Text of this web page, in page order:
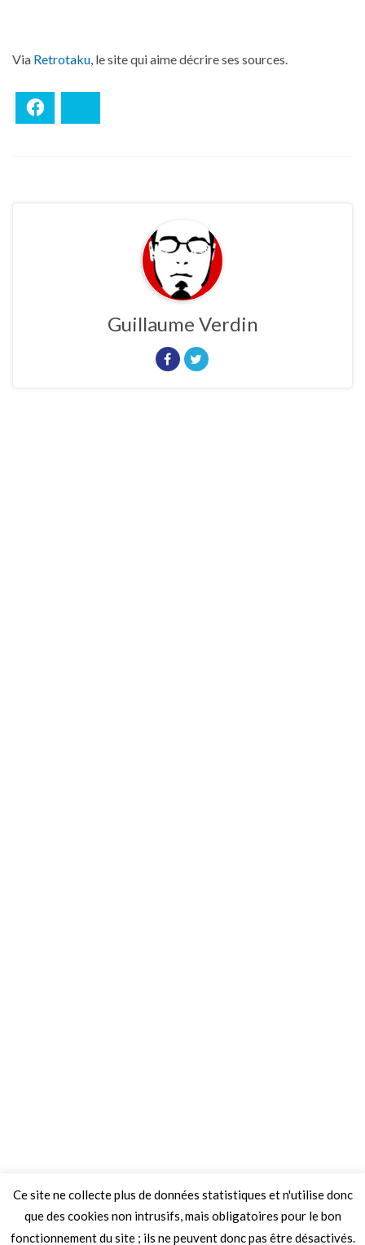
Via Retrotaku, le site qui aime décrire ses sources.
Guillaume Verdin
Ce site ne collecte plus de données statistiques et n'utilise donc
que des cookies non intrusifs, mais obligatoires pour le bon
fonctionnement du site ; ils ne peuvent donc pas être désactivés.